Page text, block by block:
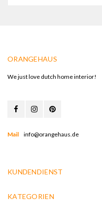
ORANGEHAUS
We just love dutch home interior!
Mail info@orangehaus.de
KUNDENDIENST
KATEGORIEN